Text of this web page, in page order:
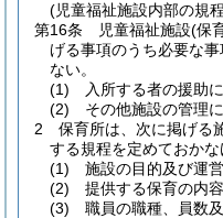
(児童福祉施設内部の規
第16条
児童福祉施設(保
げる事項のうち必要な
ない。
(1)
入所する者の援助
(2)
その他施設の管理
2
保育所は、次に掲げる
する規程を定めておかな
(1)
施設の目的及び運
(2)
提供する保育の内容
(3)
職員の職種、員数